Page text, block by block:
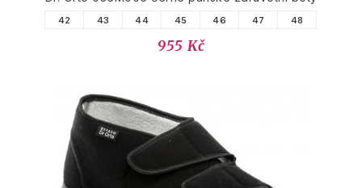
42 43 44 45 46 47 48
955 Kč